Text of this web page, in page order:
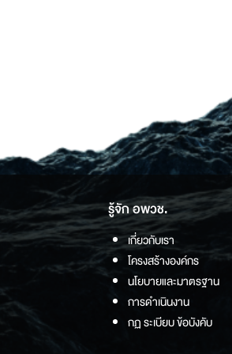
รู้จัก อพวช.
เกี่ยวกับเรา
โครงสร้างองค์กร
นโยบายและมาตรฐาน
การดำเนินงาน
กฏ ระเบียบ ข้อบังคับ